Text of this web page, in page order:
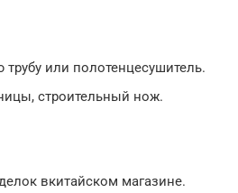
или полотенцесушитель.
строительный нож.
вкитайском магазине.